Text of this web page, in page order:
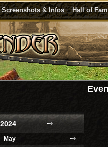
Screenshots & Infos Hall of
2024
May